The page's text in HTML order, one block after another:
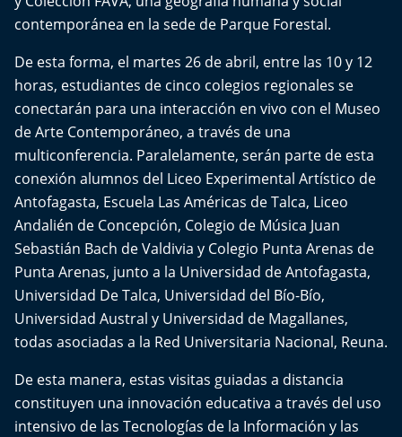
Motorfem
Agenda Propia
Chile, Historia de 30 años
Carrera a La Moneda
Aquí Estamos
Sello de raza
Trasnoche
Reto Inmobiliario
Punto de Encuentro
Yo invito
contemporánea en la sede de Parque Forestal.
De esta forma, el martes 26 de abril, entre las 10 y 12
horas, estudiantes de cinco colegios regionales se
conectarán para una interacción en vivo con el Museo
de Arte Contemporáneo, a través de una
multiconferencia. Paralelamente, serán parte de esta
conexión alumnos del Liceo Experimental Artístico de
Antofagasta, Escuela Las Américas de Talca, Liceo
Andalién de Concepción, Colegio de Música Juan
Sebastián Bach de Valdivia y Colegio Punta Arenas de
Punta Arenas, junto a la Universidad de Antofagasta,
Universidad De Talca, Universidad del Bío-Bío,
Universidad Austral y Universidad de Magallanes,
todas asociadas a la Red Universitaria Nacional, Reuna.
De esta manera, estas visitas guiadas a distancia
constituyen una innovación educativa a través del uso
intensivo de las Tecnologías de la Información y las